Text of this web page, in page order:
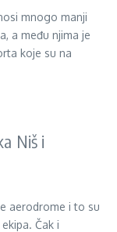
mnogo manji
a među njima je
koje su na
Niš i
aerodrome i to su
Čak i